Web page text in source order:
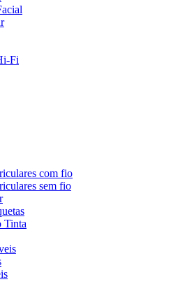
Fi
com fio
sem fio
Tinta